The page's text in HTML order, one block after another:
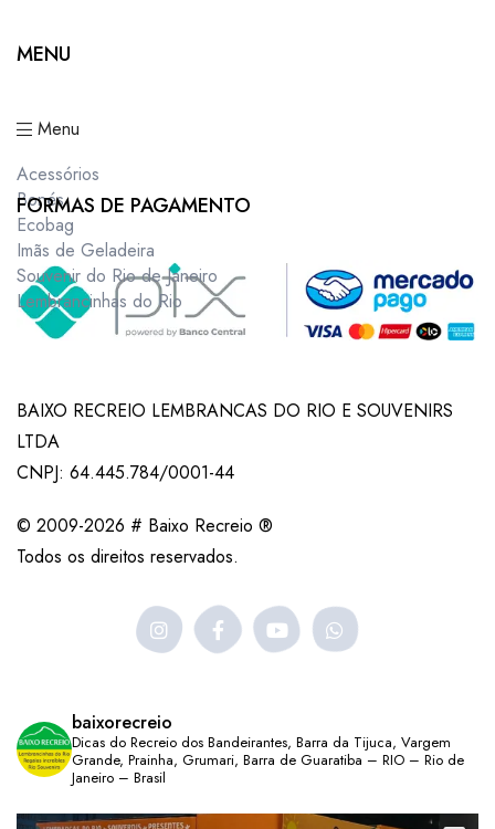
MENU
Menu
Acessórios
Bonés
Ecobag
Imãs de Geladeira
Souvenir do Rio de Janeiro
Lembrancinhas do Rio
FORMAS DE PAGAMENTO
BAIXO RECREIO LEMBRANCAS DO RIO E SOUVENIRS
LTDA
CNPJ: 64.445.784/0001-44
© 2009-2026 # Baixo Recreio ®
Todos os direitos reservados.
baixorecreio
Dicas do Recreio dos Bandeirantes, Barra da Tijuca, Vargem
Grande, Prainha, Grumari, Barra de Guaratiba – RIO – Rio de
Janeiro – Brasil